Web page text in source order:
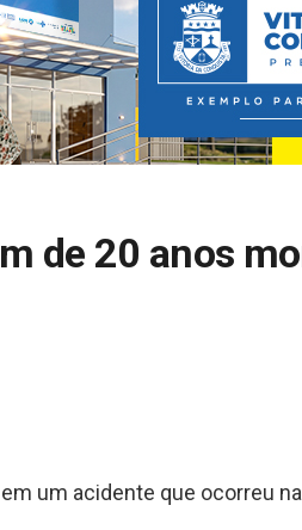
de 20 anos
um acidente que ocorreu